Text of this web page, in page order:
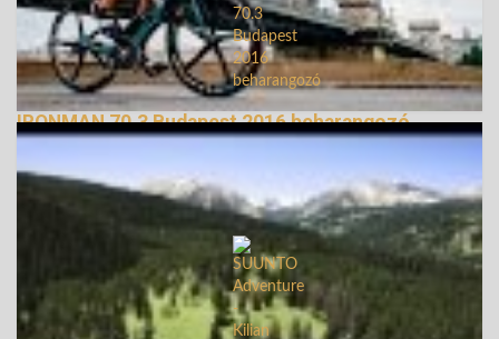
IRONMAN 70.3 Budapest 2016 beharangozó